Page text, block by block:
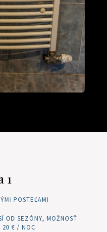
1
POSTEĽAMI
OD SEZÓNY, MOŽNOSŤ
20 € / NOC